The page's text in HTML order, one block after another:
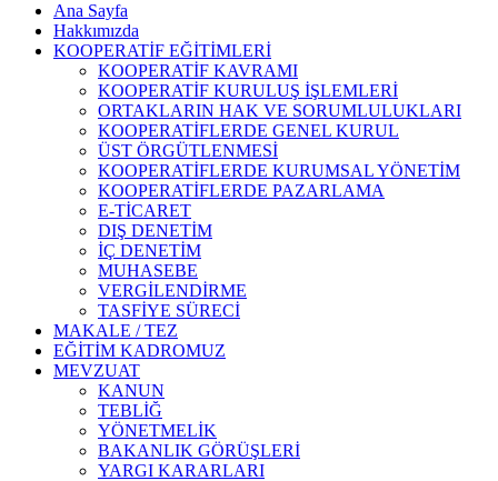
Ana Sayfa
Hakkımızda
KOOPERATİF EĞİTİMLERİ
KOOPERATİF KAVRAMI
KOOPERATİF KURULUŞ İŞLEMLERİ
ORTAKLARIN HAK VE SORUMLULUKLARI
KOOPERATİFLERDE GENEL KURUL
ÜST ÖRGÜTLENMESİ
KOOPERATİFLERDE KURUMSAL YÖNETİM
KOOPERATİFLERDE PAZARLAMA
E-TİCARET
DIŞ DENETİM
İÇ DENETİM
MUHASEBE
VERGİLENDİRME
TASFİYE SÜRECİ
MAKALE / TEZ
EĞİTİM KADROMUZ
MEVZUAT
KANUN
TEBLİĞ
YÖNETMELİK
BAKANLIK GÖRÜŞLERİ
YARGI KARARLARI